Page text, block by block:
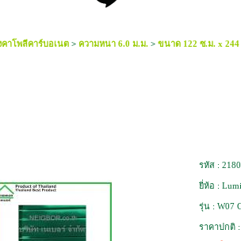
คาโพลีคาร์บอเนต > ความหนา 6.0 ม.ม. > ขนาด 122 ซ.ม. x
รหัส :
ยี่ห้อ :
รุ่น : W07
ราคาปกติ